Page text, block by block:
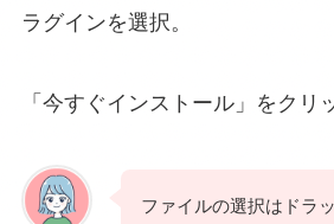
ラグインを選択。
「今すぐインストール」をクリ
ファイルの選択はドラ